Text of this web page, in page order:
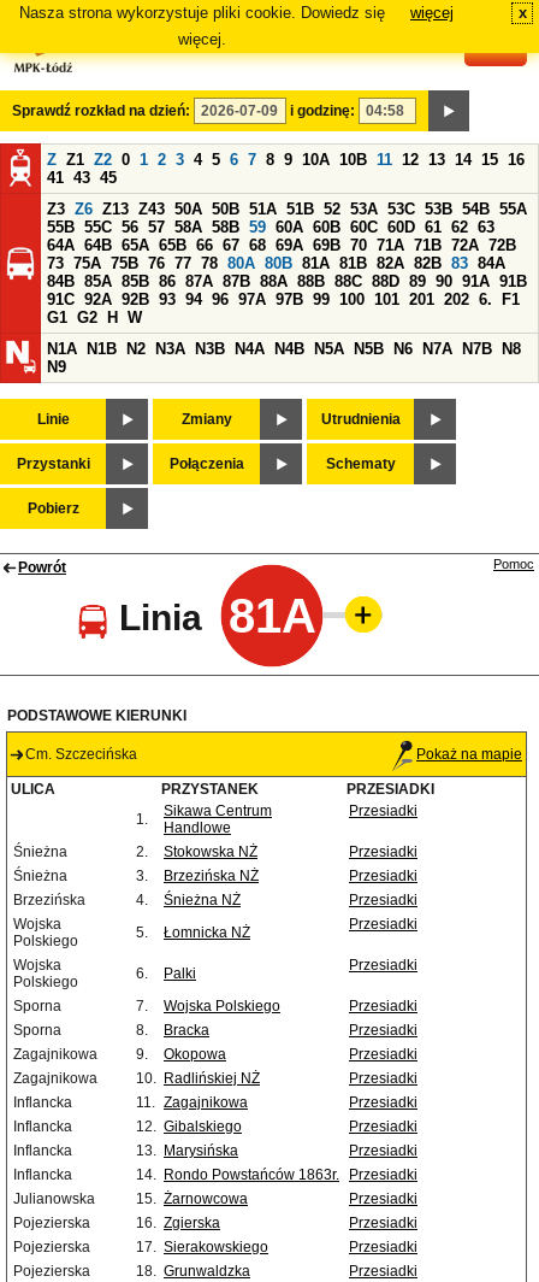
Nasza strona wykorzystuje pliki cookie. Dowiedz się
więcej.
więcej x
Sprawdź rozkład na dzień: i godzinę:
Z Z1 Z2 0 1 2 3 4 5 6 7 8 9 10A 10B 11 12 13 14 15 16
41 43 45
Z3 Z6 Z13 Z43 50A 50B 51A 51B 52 53A 53C 53B 54B 55A
55B 55C 56 57 58A 58B 59 60A 60B 60C 60D 61 62 63
64A 64B 65A 65B 66 67 68 69A 69B 70 71A 71B 72A 72B
73 75A 75B 76 77 78 80A 80B 81A 81B 82A 82B 83 84A
84B 85A 85B 86 87A 87B 88A 88B 88C 88D 89 90 91A 91B
91C 92A 92B 93 94 96 97A 97B 99 100 101 201 202 6.
F1
G1 G2 H
W
N1A
N1B N2 N3A N3B N4A N4B N5A N5B N6 N7A N7B
N8
N9
Linie Zmiany Utrudnienia
Przystanki Połączenia Schematy
Pobierz
Powrót
Linia 81A
Pomoc
PODSTAWOWE KIERUNKI
Cm. Szczecińska Pokaż na mapie
ULICA PRZYSTANEK
PRZESIADKI
1.
Sikawa Centrum
Handlowe
Przesiadki
Śnieżna 2. Stokowska NŻ
Przesiadki
Śnieżna
3. Brzezińska NŻ
Przesiadki
Brzezińska
4. Śnieżna NŻ
Przesiadki
Wojska
Polskiego
5. Łomnicka NŻ Przesiadki
Wojska
Polskiego
6. Palki Przesiadki
Sporna 7. Wojska Polskiego
Przesiadki
Sporna
8. Bracka
Przesiadki
Zagajnikowa
9. Okopowa
Przesiadki
Zagajnikowa
10. Radlińskiej NŻ
Przesiadki
Inflancka
11. Zagajnikowa
Przesiadki
Inflancka
12. Gibalskiego
Przesiadki
Inflancka
13. Marysińska
Przesiadki
Inflancka
14. Rondo Powstańców 1863r.
Przesiadki
Julianowska
15. Żarnowcowa
Przesiadki
Pojezierska
16. Zgierska
Przesiadki
Pojezierska
17. Sierakowskiego
Przesiadki
Pojezierska
18. Grunwaldzka
Przesiadki